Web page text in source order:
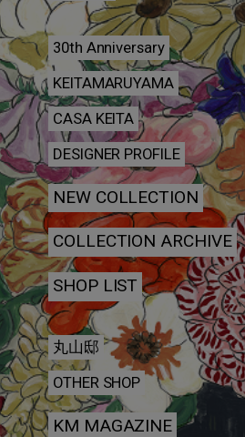
30th Anniversary
KEITAMARUYAMA
CASA KEITA
DESIGNER PROFILE
NEW COLLECTION
COLLECTION ARCHIVE
SHOP LIST
丸山邸
OTHER SHOP
KM MAGAZINE